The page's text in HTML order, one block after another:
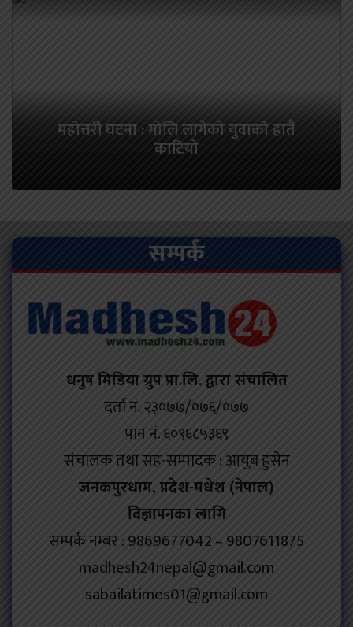
महोत्तरी घटना : गोलि लागेको युवाको हातै
काटियो
सम्पर्क
धनुष मिडिया ग्रुप प्रा.लि. द्वारा संचालित
दर्ता नं. २३०७७/०७६/०७७
पान नं. ६०९६८५३६९
संचालक तथा सह-सम्पादक : आयुब हुसेन
जनकपुरधाम, प्रदेश-मधेश (नेपाल)
विज्ञापनका लागि
सम्पर्क नम्बर : 9869677042 – 9807611875
madhesh24nepal@gmail.com
sabailatimes01@gmail.com